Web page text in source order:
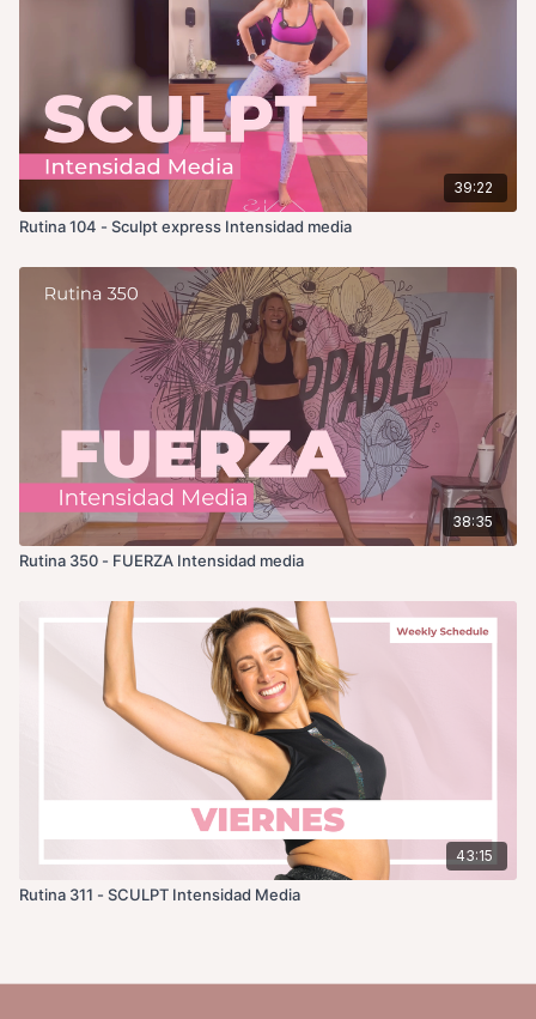
39:22
Rutina 104 - Sculpt express Intensidad media
38:35
Rutina 350 - FUERZA Intensidad media
43:15
Rutina 311 - SCULPT Intensidad Media